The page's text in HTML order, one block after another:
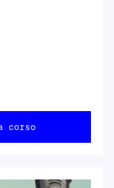
corso